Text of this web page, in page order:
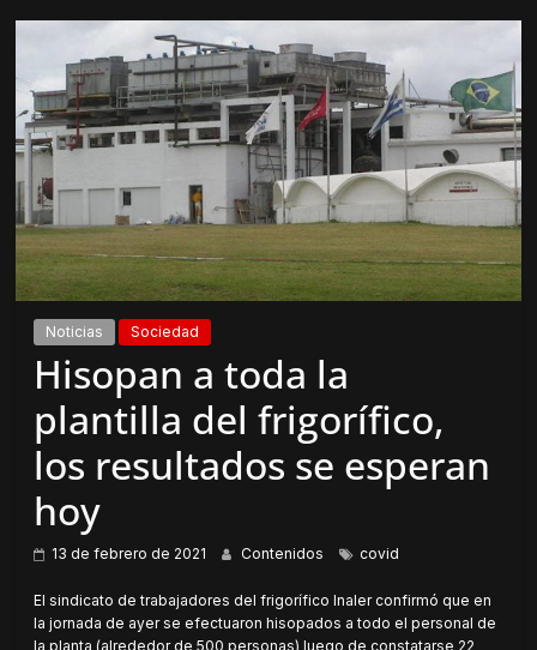
Noticias Sociedad
Hisopan a toda la
plantilla del frigorífico,
los resultados se esperan
hoy
13 de febrero de 2021 Contenidos covid
El sindicato de trabajadores del frigorífico Inaler confirmó que en
la jornada de ayer se efectuaron hisopados a todo el personal de
la planta (alrededor de 500 personas) luego de constatarse 22